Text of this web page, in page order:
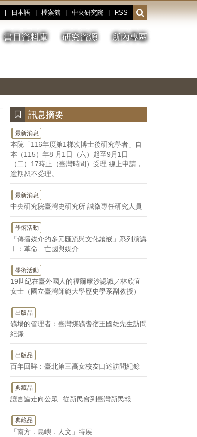
日本語 檔案館 中央研究院 RSS
開
啟
或
收
書目資料庫 研究資源 所內專區
停、
圖
圖
結
訊息摘要
最新消息
本院「116年度第1梯次博士後研究學者」自
本（115）年8 月1日（六）起至9月1日
（二）17時止（臺灣時間）受理 線上申請，
逾期恕不受理。
最新消息
中央研究院臺灣史研究所 誠徵專任研究人員
學術活動
「傳播媒介的多元匯流與文化鑲嵌」系列演講
Ⅰ：革命、亡國與媒介
學術活動
19世紀在臺外國人的福爾摩沙認識／林欣宜
女士（國立臺灣師範大學歷史學系副教授）
出版品
礦場的管理者：臺灣煤礦耆宿王國雄先生訪問
紀錄
出版品
百年回眸：臺北第三高女校友口述訪問紀錄
典藏品
讓言論走向公眾─從新民會到臺灣新民報
典藏品
「南方．島嶼．人文」特展